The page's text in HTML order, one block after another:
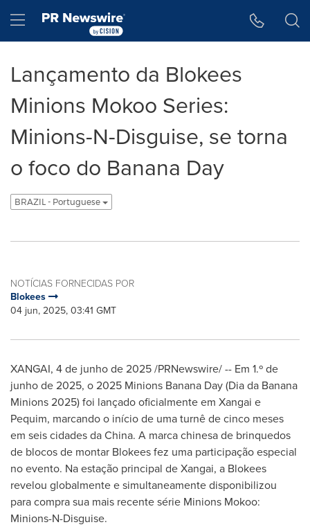
Hamburger menu
Lançamento da Blokees
Minions Mokoo Series:
Minions-N-Disguise, se torna
o foco do Banana Day
BRAZIL - Portuguese
NOTÍCIAS FORNECIDAS POR
Blokees
04 jun, 2025, 03:41 GMT
XANGAI, 4 de junho de 2025/PRNewswire/ -- Em 1.º de
junho de 2025, o 2025 Minions Banana Day (Dia da Banana
Minions 2025) foi lançado oficialmente em Xangai e
Pequim, marcando o início de uma turnê de cinco meses
em seis cidades daChina. A marca chinesa de brinquedos
de blocos de montar Blokees fez uma participação especial
no evento. Na estação principal de Xangai, a Blokees
revelou globalmente e simultaneamente disponibilizou
para compra sua mais recente série Minions Mokoo:
Minions-N-Disguise.